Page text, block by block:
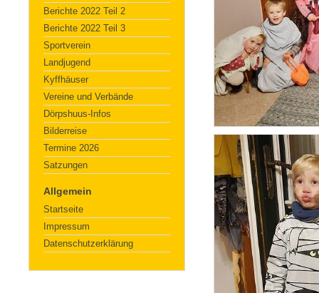
Berichte 2022 Teil 2
Berichte 2022 Teil 3
Sportverein
Landjugend
Kyffhäuser
Vereine und Verbände
Dörpshuus-Infos
Bilderreise
Termine 2026
Satzungen
Allgemein
Startseite
Impressum
Datenschutzerklärung